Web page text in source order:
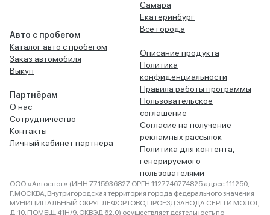
Авто с пробегом
Каталог авто с пробегом
Заказ автомобиля
Выкуп
Партнёрам
О нас
Сотрудничество
Контакты
Личный кабинет партнера
Самара
Екатеринбург
Все города
Описание продукта
Политика
конфиденциальности
Правила работы программы
Пользовательское
соглашение
Согласие на получение
рекламных рассылок
Политика для контента,
генерируемого
пользователями
ООО «Автоспот» (ИНН 7715936827 ОРГН 1127746774825 адрес 111250,
Г.МОСКВА, Внутригородская территория города федерального значения
МУНИЦИПАЛЬНЫЙ ОКРУГ ЛЕФОРТОВО, ПРОЕЗД ЗАВОДА СЕРП И МОЛОТ,
Д. 10, ПОМЕЩ. 41Н/9, ОКВЭД 62.0) осуществляет деятельность по